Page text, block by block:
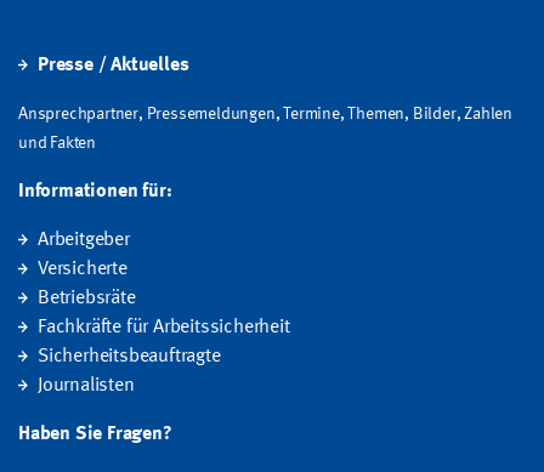
Presse / Aktuelles
Ansprechpartner, Pressemeldungen, Termine, Themen, Bilder, Zahlen
und Fakten
Informationen für:
Arbeitgeber
Versicherte
Betriebsräte
Fachkräfte für Arbeitssicherheit
Sicherheitsbeauftragte
Journalisten
Haben Sie Fragen?